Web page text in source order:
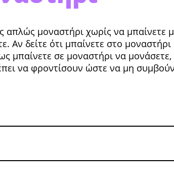
μο­ναστήρι χωρίς να μπαίνετε
δείτε ότι μπαίνετε στο
μπαίνετε σε μοναστήρι να μονάσετε,
να φροντίσουν ώστε να μη